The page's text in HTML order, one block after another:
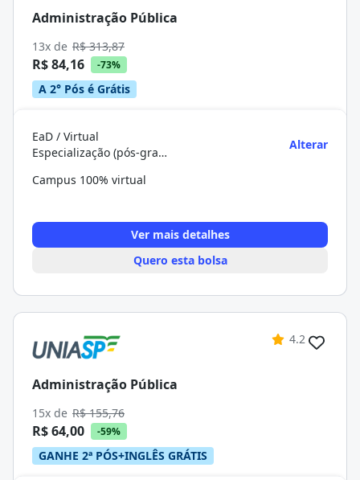
Administração Pública
13x de R$ 313,87
R$ 84,16 -73%
A 2° Pós é Grátis
EaD / Virtual
Especialização (pós-graduação)
Alterar
Campus 100% virtual
Ver mais detalhes
Quero esta bolsa
4.2
Administração Pública
15x de R$ 155,76
R$ 64,00 -59%
GANHE 2ª PÓS+INGLÊS GRÁTIS